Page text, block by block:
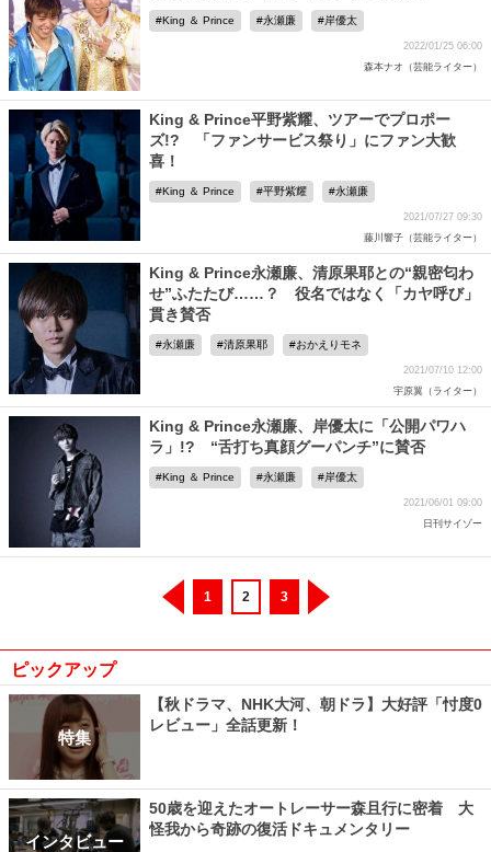
King ＆ Prince 永瀬廉 岸優太
2022/01/25 06:00
森本ナオ（芸能ライター）
King & Prince平野紫耀、ツアーでプロポー
ズ!? 「ファンサービス祭り」にファン大歓
喜！
King ＆ Prince 平野紫耀 永瀬廉
2021/07/27 09:30
藤川響子（芸能ライター）
King & Prince永瀬廉、清原果耶との“親密匂わ
せ”ふたたび……？ 役名ではなく「カヤ呼び」
貫き賛否
永瀬廉 清原果耶 おかえりモネ
2021/07/10 12:00
宇原翼（ライター）
King & Prince永瀬廉、岸優太に「公開パワハ
ラ」!? “舌打ち真顔グーパンチ”に賛否
King ＆ Prince 永瀬廉 岸優太
2021/06/01 09:00
日刊サイゾー
1 2 3
ピックアップ
特集
【秋ドラマ、NHK大河、朝ドラ】大好評「忖度0
レビュー」全話更新！
インタビュー
50歳を迎えたオートレーサー森且行に密着 大
怪我から奇跡の復活ドキュメンタリー